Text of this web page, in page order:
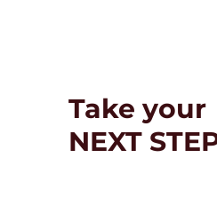
Take your
NEXT